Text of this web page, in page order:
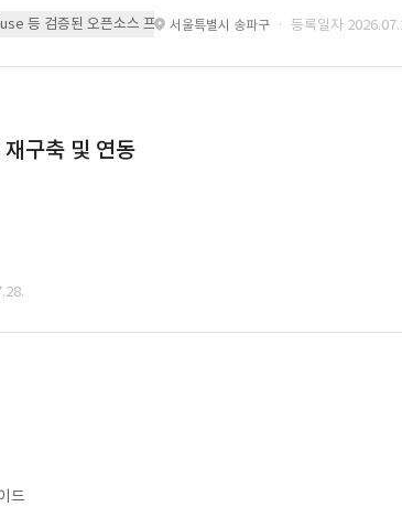
등 검증된 오픈소스 프레임워크를 기반으로 시스템을 구축
서울특별시 송파구 · 등록일자
구축 및 연동
드